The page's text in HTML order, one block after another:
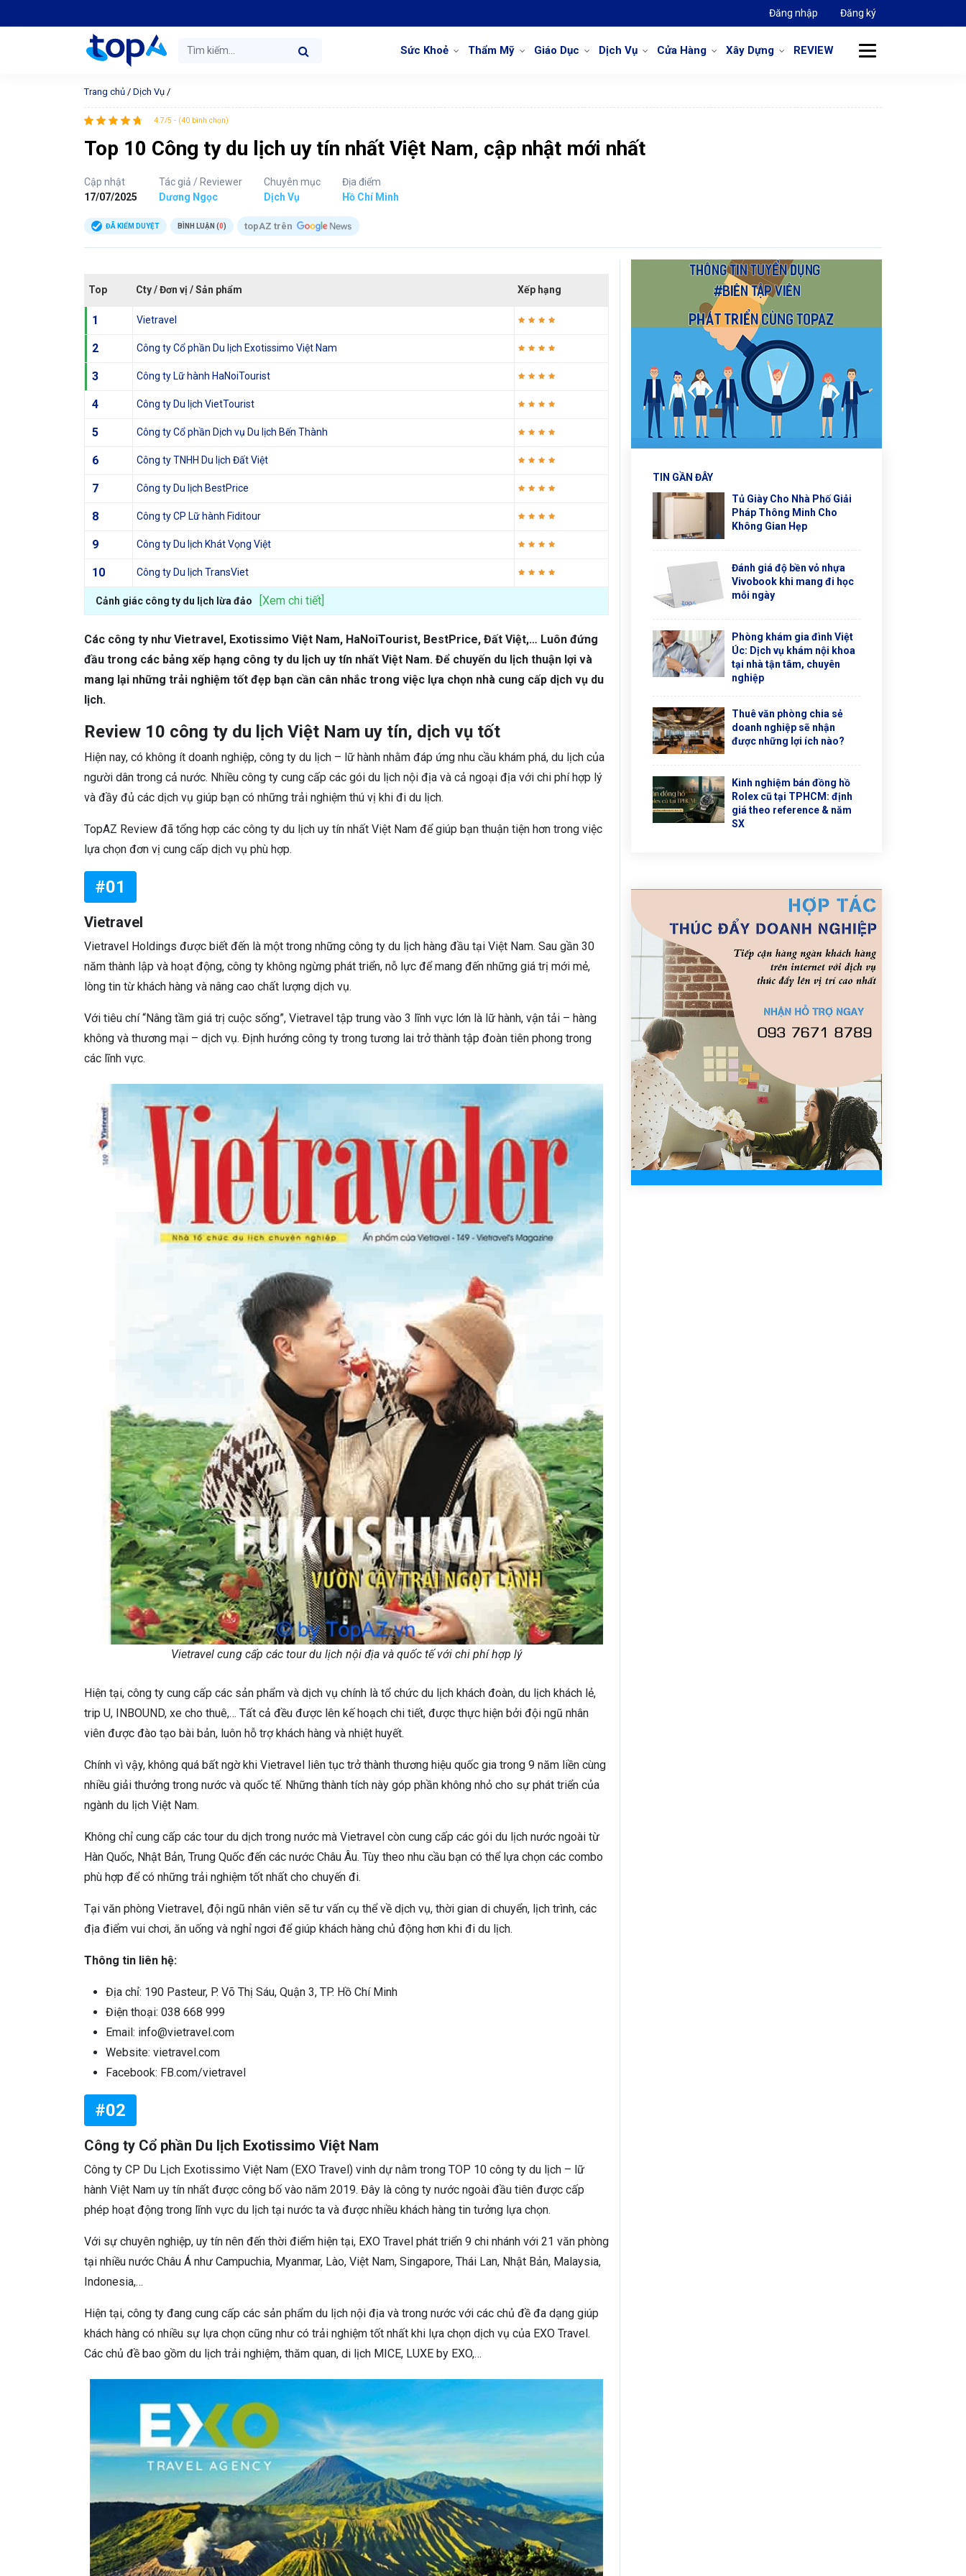
Đăng nhập Đăng ký
Sức Khoẻ Thẩm Mỹ Giáo Dục Dịch Vụ Cửa Hàng Xây Dựng REVIEW
Trang chủ / Dịch Vụ /
4.7/5 - (40 bình chọn)
Top 10 Công ty du lịch uy tín nhất Việt Nam, cập nhật mới nhất
Cập nhật
17/07/2025
Tác giả / Reviewer
Dương Ngọc
Chuyên mục
Dịch Vụ
Địa điểm
Hồ Chí Minh
ĐÃ KIỂM DUYỆT BÌNH LUẬN (0) topAZ trên
Top Cty / Đơn vị / Sản phẩm Xếp hạng
1 Vietravel
2 Công ty Cổ phần Du lịch Exotissimo Việt Nam
3 Công ty Lữ hành HaNoiTourist
4 Công ty Du lịch VietTourist
5 Công ty Cổ phần Dịch vụ Du lịch Bến Thành
6 Công ty TNHH Du lịch Đất Việt
7 Công ty Du lịch BestPrice
8 Công ty CP Lữ hành Fiditour
9 Công ty Du lịch Khát Vọng Việt
10 Công ty Du lịch TransViet
Cảnh giác công ty du lịch lừa đảo [Xem chi tiết]
Các công ty như Vietravel, Exotissimo Việt Nam, HaNoiTourist, BestPrice, Đất Việt,… Luôn đứng
đầu trong các bảng xếp hạng công ty du lịch uy tín nhất Việt Nam. Để chuyến du lịch thuận lợi và
mang lại những trải nghiệm tốt đẹp bạn cần cân nhắc trong việc lựa chọn nhà cung cấp dịch vụ du
lịch.
Review 10 công ty du lịch Việt Nam uy tín, dịch vụ tốt
Hiện nay, có không ít doanh nghiệp, công ty du lịch – lữ hành nhằm đáp ứng nhu cầu khám phá, du lịch của
người dân trong cả nước. Nhiều công ty cung cấp các gói du lịch nội địa và cả ngoại địa với chi phí hợp lý
và đầy đủ các dịch vụ giúp bạn có những trải nghiệm thú vị khi đi du lịch.
TopAZ Review đã tổng hợp các công ty du lịch uy tín nhất Việt Nam để giúp bạn thuận tiện hơn trong việc
lựa chọn đơn vị cung cấp dịch vụ phù hợp.
#01
Vietravel
Vietravel Holdings được biết đến là một trong những công ty du lịch hàng đầu tại Việt Nam. Sau gần 30
năm thành lập và hoạt động, công ty không ngừng phát triển, nỗ lực để mang đến những giá trị mới mẻ,
lòng tin từ khách hàng và nâng cao chất lượng dịch vụ.
Với tiêu chí “Nâng tầm giá trị cuộc sống”, Vietravel tập trung vào 3 lĩnh vực lớn là lữ hành, vận tải – hàng
không và thương mại – dịch vụ. Định hướng công ty trong tương lai trở thành tập đoàn tiên phong trong
các lĩnh vực.
Vietravel cung cấp các tour du lịch nội địa và quốc tế với chi phí hợp lý
Hiện tại, công ty cung cấp các sản phẩm và dịch vụ chính là tổ chức du lịch khách đoàn, du lịch khách lẻ,
trip U, INBOUND, xe cho thuê,… Tất cả đều được lên kế hoạch chi tiết, được thực hiện bởi đội ngũ nhân
viên được đào tạo bài bản, luôn hỗ trợ khách hàng và nhiệt huyết.
Chính vì vậy, không quá bất ngờ khi Vietravel liên tục trở thành thương hiệu quốc gia trong 9 năm liền cùng
nhiều giải thưởng trong nước và quốc tế. Những thành tích này góp phần không nhỏ cho sự phát triển của
ngành du lịch Việt Nam.
Không chỉ cung cấp các tour du dịch trong nước mà Vietravel còn cung cấp các gói du lịch nước ngoài từ
Hàn Quốc, Nhật Bản, Trung Quốc đến các nước Châu Âu. Tùy theo nhu cầu bạn có thể lựa chọn các combo
phù hợp để có những trải nghiệm tốt nhất cho chuyến đi.
Tại văn phòng Vietravel, đội ngũ nhân viên sẽ tư vấn cụ thể về dịch vụ, thời gian di chuyển, lịch trình, các
địa điểm vui chơi, ăn uống và nghỉ ngơi để giúp khách hàng chủ động hơn khi đi du lịch.
Thông tin liên hệ:
Địa chỉ: 190 Pasteur, P. Võ Thị Sáu, Quận 3, TP. Hồ Chí Minh
Điện thoại: 038 668 999
Email: info@vietravel.com
Website: vietravel.com
Facebook: FB.com/vietravel
#02
Công ty Cổ phần Du lịch Exotissimo Việt Nam
Công ty CP Du Lịch Exotissimo Việt Nam (EXO Travel) vinh dự nằm trong TOP 10 công ty du lịch – lữ
hành Việt Nam uy tín nhất được công bố vào năm 2019. Đây là công ty nước ngoài đầu tiên được cấp
phép hoạt động trong lĩnh vực du lịch tại nước ta và được nhiều khách hàng tin tưởng lựa chọn.
Với sự chuyên nghiệp, uy tín nên đến thời điểm hiện tại, EXO Travel phát triển 9 chi nhánh với 21 văn phòng
tại nhiều nước Châu Á như Campuchia, Myanmar, Lào, Việt Nam, Singapore, Thái Lan, Nhật Bản, Malaysia,
Indonesia,…
Hiện tại, công ty đang cung cấp các sản phẩm du lịch nội địa và trong nước với các chủ đề đa dạng giúp
khách hàng có nhiều sự lựa chọn cũng như có trải nghiệm tốt nhất khi lựa chọn dịch vụ của EXO Travel.
Các chủ đề bao gồm du lịch trải nghiệm, thăm quan, di lịch MICE, LUXE by EXO,…
TIN GẦN ĐÂY
Tủ Giày Cho Nhà Phố Giải
Pháp Thông Minh Cho
Không Gian Hẹp
Đánh giá độ bền vỏ nhựa
Vivobook khi mang đi học
mỗi ngày
Phòng khám gia đình Việt
Úc: Dịch vụ khám nội khoa
tại nhà tận tâm, chuyên
nghiệp
Thuê văn phòng chia sẻ
doanh nghiệp sẽ nhận
được những lợi ích nào?
Kinh nghiệm bán đồng hồ
Rolex cũ tại TPHCM: định
giá theo reference & năm
SX